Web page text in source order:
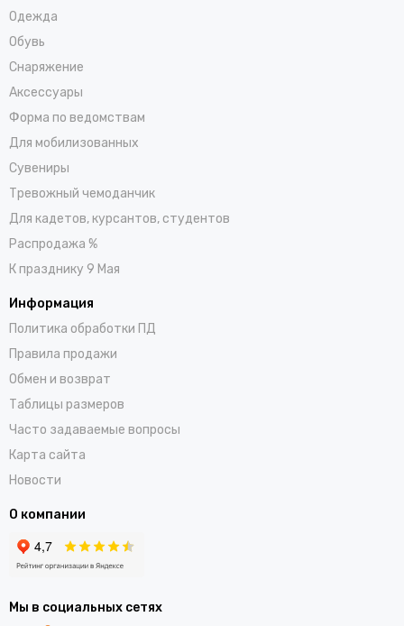
Одежда
Обувь
Снаряжение
Аксессуары
Форма по ведомствам
Для мобилизованных
Сувениры
Тревожный чемоданчик
Для кадетов, курсантов, студентов
Распродажа %
К празднику 9 Мая
Информация
Политика обработки ПД
Правила продажи
Обмен и возврат
Таблицы размеров
Часто задаваемые вопросы
Карта сайта
Новости
О компании
Мы в социальных сетях